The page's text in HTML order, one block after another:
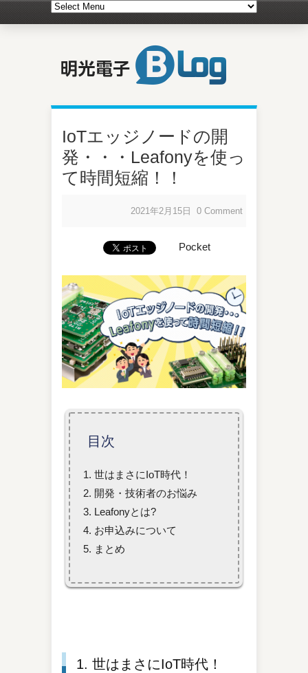
IoTエッジノードの開
発・・・Leafonyを使っ
て時間短縮！！
2021年2月15日 0 Comment
Pocket
目次
世はまさにIoT時代！
開発・技術者のお悩み
Leafonyとは?
お申込みについて
まとめ
1. 世はまさにIoT時代！